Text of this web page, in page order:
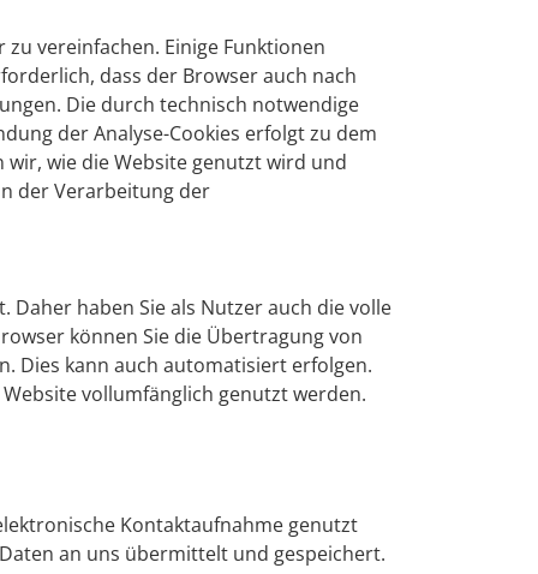
vereinfachen. Einige Funktionen
dass der Browser auch nach
Die durch technisch notwendige
der Analyse-Cookies erfolgt zu dem
wie die Website genutzt wird und
der Verarbeitung der
haben Sie als Nutzer auch die volle
können Sie die Übertragung von
Dies kann auch automatisiert erfolgen.
vollumfänglich genutzt werden.
Kontaktaufnahme genutzt
an uns übermittelt und gespeichert.